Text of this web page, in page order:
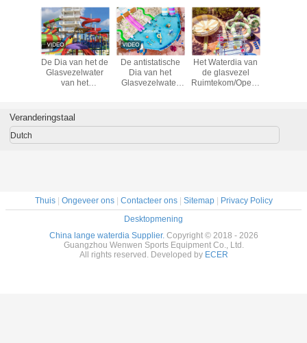
De Dia van het de
Glasvezelwater
van het
Spiraalvormige
FRP voor
De antistatische
Dia van het
Glasvezelwater
Het Waterdia van
de glasvezel
Ruimtekom/Openlucht
Veranderingstaal
Dutch
Thuis| Ongeveer ons| Contacteer ons| Sitemap|
Privacy Policy
Desktopmening
China lange waterdia Supplier. Copyright © 2018 - 2026
Guangzhou Wenwen Sports Equipment Co., Ltd.
All rights reserved. Developed by ECER